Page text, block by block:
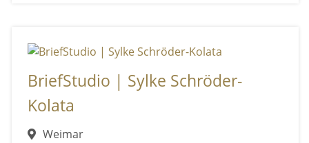
BriefStudio | Sylke Schröder-
Kolata
Weimar